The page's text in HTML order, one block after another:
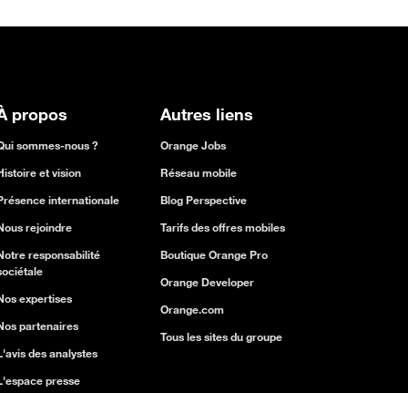
propos
sommes-nous ?
et vision
internationale
rejoindre
responsabilité
expertises
partenaires
des analystes
presse
Autres liens
Orange Jobs
Réseau mobile
Blog Perspective
Tarifs des offres mobiles
Boutique Orange Pro
Orange Developer
Orange.com
Tous les sites du groupe